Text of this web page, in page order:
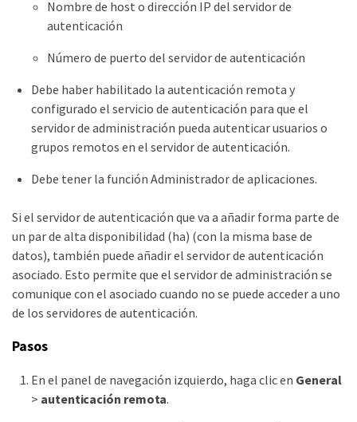
Nombre de host o dirección IP del servidor de
autenticación
Número de puerto del servidor de autenticación
Debe haber habilitado la autenticación remota y
configurado el servicio de autenticación para que el
servidor de administración pueda autenticar usuarios o
grupos remotos en el servidor de autenticación.
Debe tener la función Administrador de aplicaciones.
Si el servidor de autenticación que va a añadir forma parte de
un par de alta disponibilidad (ha) (con la misma base de
datos), también puede añadir el servidor de autenticación
asociado. Esto permite que el servidor de administración se
comunique con el asociado cuando no se puede acceder a uno
de los servidores de autenticación.
Pasos
En el panel de navegación izquierdo, haga clic en General
> autenticación remota.